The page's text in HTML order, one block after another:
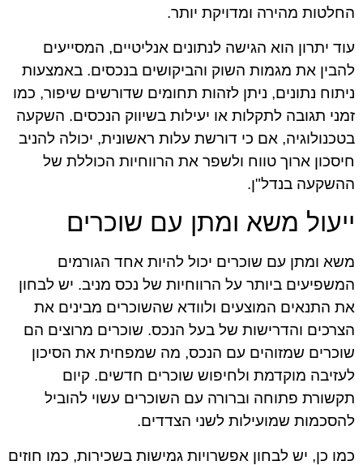
החלטות מהירה ומדויקת יותר.
עוד יתרון הוא הגישה לנתונים אנליטיים, המסייעים
להבין את מגמות השוק והביקושים בנכסים. באמצעות
ניתוח נתונים, ניתן לזהות תחומים שדורשים שיפור, כמו
זמני תגובה לתקלות או יעילות בשיווק הנכסים. השקעה
בטכנולוגיה, אם כי דורשת עלות ראשונית, יכולה להניב
חיסכון ארוך טווח ולשפר את הרווחיות הכוללת של
ההשקעה בנדל"ן.
ייעול משא ומתן עם שוכרים
משא ומתן עם שוכרים יכול להיות אחד הגורמים
המשפיעים ביותר על הרווחיות של נכס מניב. יש לבחון
את התנאים המוצעים ולוודא שהשוכרים מבינים את
הצרכים והדרישות של בעל הנכס. שוכרים מרוצים הם
שוכרים שמזוהים עם הנכס, מה שמפחית את הסיכון
לעזיבה מוקדמת ולחיפוש שוכרים חדשים. קיום
תקשורת פתוחה וברורה עם השוכרים עשוי להוביל
להסכמות שמועילות לשני הצדדים.
כמו כן, יש לבחון אפשרויות גמישות בשכירות, כמו חוזים